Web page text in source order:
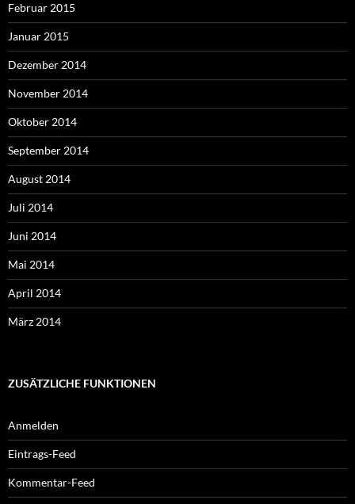
Februar 2015
Januar 2015
Dezember 2014
November 2014
Oktober 2014
September 2014
August 2014
Juli 2014
Juni 2014
Mai 2014
April 2014
März 2014
ZUSÄTZLICHE FUNKTIONEN
Anmelden
Eintrags-Feed
Kommentar-Feed